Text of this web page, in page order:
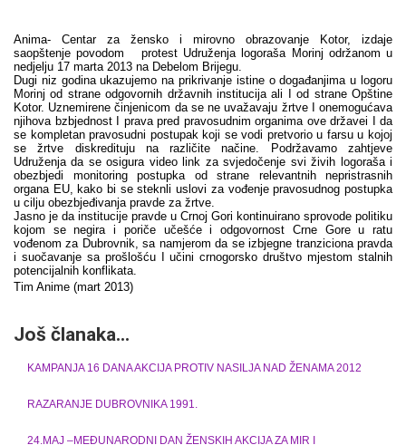
Anima- Centar za žensko i mirovno obrazovanje Kotor, izdaje
saopštenje povodom protest Udruženja logoraša Morinj održanom u
nedjelju 17 marta 2013 na Debelom Brijegu.
Dugi niz godina ukazujemo na prikrivanje istine o događanjima u logoru
Morinj od strane odgovornih državnih institucija ali I od strane Opštine
Kotor. Uznemirene činjenicom da se ne uvažavaju žrtve I onemogućava
njihova bzbjednost I prava pred pravosudnim organima ove državei I da
se kompletan pravosudni postupak koji se vodi pretvorio u farsu u kojoj
se žrtve diskredituju na različite načine. Podržavamo zahtjeve
Udruženja da se osigura video link za svjedočenje svi živih logoraša i
obezbjedi monitoring postupka od strane relevantnih nepristrasnih
organa EU, kako bi se steknli uslovi za vođenje pravosudnog postupka
u cilju obezbjeđivanja pravde za žrtve.
Jasno je da institucije pravde u Crnoj Gori kontinuirano sprovode politiku
kojom se negira i poriče učešće i odgovornost Crne Gore u ratu
vođenom za Dubrovnik, sa namjerom da se izbjegne tranziciona pravda
i suočavanje sa prošlošću I učini crnogorsko društvo mjestom stalnih
potencijalnih konflikata.
Tim Anime (mart 2013)
Još članaka...
KAMPANJA 16 DANA AKCIJA PROTIV NASILJA NAD ŽENAMA 2012
RAZARANJE DUBROVNIKA 1991.
24.MAJ –MEĐUNARODNI DAN ŽENSKIH AKCIJA ZA MIR I